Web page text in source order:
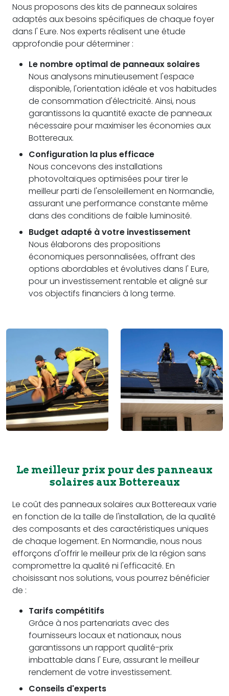
Nous proposons des kits de panneaux solaires
adaptés aux besoins spécifiques de chaque foyer
dans l' Eure. Nos experts réalisent une étude
approfondie pour déterminer :
Le nombre optimal de panneaux solaires
Nous analysons minutieusement l'espace
disponible, l'orientation idéale et vos habitudes
de consommation d'électricité. Ainsi, nous
garantissons la quantité exacte de panneaux
nécessaire pour maximiser les économies aux
Bottereaux.
Configuration la plus efficace
Nous concevons des installations
photovoltaïques optimisées pour tirer le
meilleur parti de l'ensoleillement en Normandie,
assurant une performance constante même
dans des conditions de faible luminosité.
Budget adapté à votre investissement
Nous élaborons des propositions
économiques personnalisées, offrant des
options abordables et évolutives dans l' Eure,
pour un investissement rentable et aligné sur
vos objectifs financiers à long terme.
Le meilleur prix pour des panneaux
solaires aux Bottereaux
Le coût des panneaux solaires aux Bottereaux varie
en fonction de la taille de l'installation, de la qualité
des composants et des caractéristiques uniques
de chaque logement. En Normandie, nous nous
efforçons d'offrir le meilleur prix de la région sans
compromettre la qualité ni l'efficacité. En
choisissant nos solutions, vous pourrez bénéficier
de :
Tarifs compétitifs
Grâce à nos partenariats avec des
fournisseurs locaux et nationaux, nous
garantissons un rapport qualité-prix
imbattable dans l' Eure, assurant le meilleur
rendement de votre investissement.
Conseils d'experts